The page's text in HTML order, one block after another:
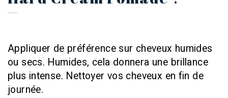
Appliquer de préférence sur cheveux humides
ou secs. Humides, cela donnera une brillance
plus intense. Nettoyer vos cheveux en fin de
journée.